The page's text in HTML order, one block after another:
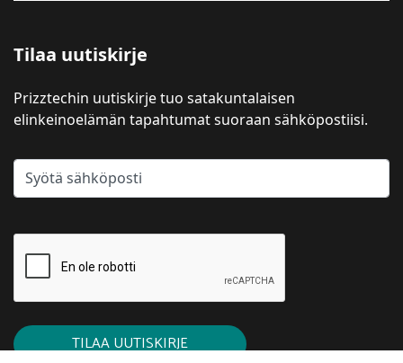
Tilaa uutiskirje
Prizztechin uutiskirje tuo satakuntalaisen
elinkeinoelämän tapahtumat suoraan sähköpostiisi.
TILAA UUTISKIRJE